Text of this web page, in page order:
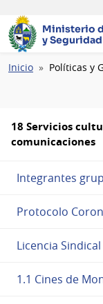
Ministerio
y
Ruta
Inicio Políticas y
18 Servicios
comunicaciones
Integrantes
Protocolo
Licencia Sindical
1.1 Cines de